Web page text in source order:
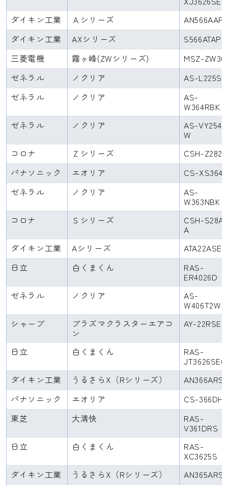
ダイキン工業
Ａシリーズ
AN566AAP
ダイキン工業
AXシリーズ
S566ATAP
三菱電機
霧ヶ峰(ZWシリーズ)
MSZ-
ゼネラル
ノクリア
AS-L225S-
ゼネラル
ノクリア AS-
W364RBK
ゼネラル
ノクリア AS-
W
コロナ
Ｚシリーズ
CSH-
パナソニック
エオリア
CS-
ゼネラル
ノクリア AS-
W363NBK
コロナ
Ｓシリーズ CSH-
A
ダイキン工業
Aシリーズ
ATA22ASE3
日立
白くまくん RAS-
ER4026D
ゼネラル
ノクリア AS-
W406T2W
シャープ
プラズマクラスターエアコ
ン
AY-22RSE6
日立 白くまくん RAS-
JT3626SE6
ダイキン工業
うるさらX（Rシリーズ）
AN366ARS
パナソニック
エオリア
CS-366DHE
東芝
大清快 RAS-
V361DRS
日立
白くまくん RAS-
XC3625S
ダイキン工業
うるさらX（Rシリーズ）
AN365ARS